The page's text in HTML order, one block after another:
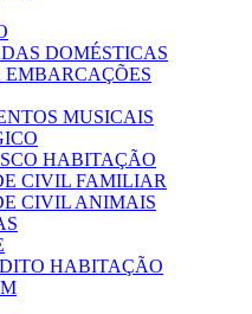
DOMÉSTICAS
MUSICAIS
HABITAÇÃO
CIVIL FAMILIAR
CIVIL ANIMAIS
HABITAÇÃO